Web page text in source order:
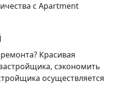
с Apartment
Красивая
сэкономить
осуществляется